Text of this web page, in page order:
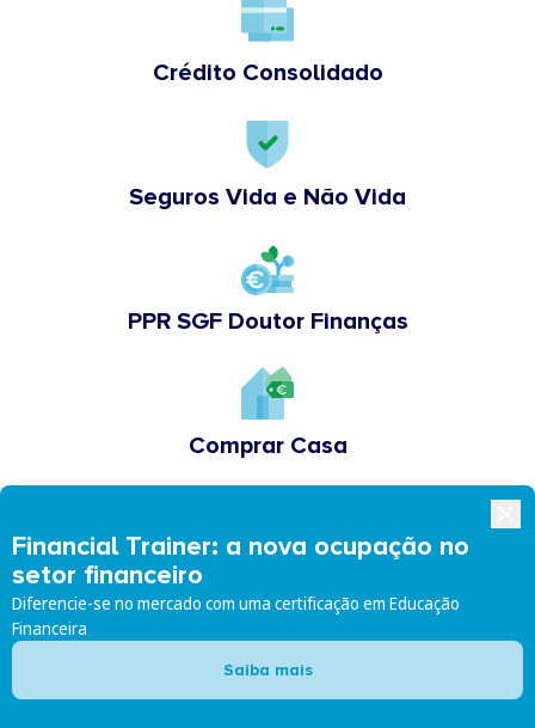
Crédito Consolidado
Seguros Vida e Não Vida
PPR SGF Doutor Finanças
Comprar Casa
Academia Doutor Finanças
Financial Trainer: a nova ocupação no
setor financeiro
Diferencie-se no mercado com uma certificação em Educação
Financeira
Saiba mais